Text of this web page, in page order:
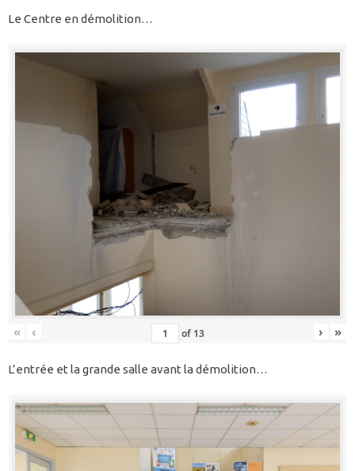
Le Centre en démolition…
« ‹ of 13 › »
L’entrée et la grande salle avant la démolition…